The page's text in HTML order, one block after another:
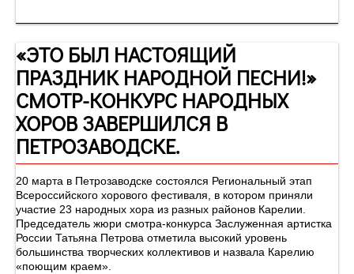
«ЭТО БЫЛ НАСТОЯЩИЙ
ПРАЗДНИК НАРОДНОЙ ПЕСНИ!»
СМОТР-КОНКУРС НАРОДНЫХ
ХОРОВ ЗАВЕРШИЛСЯ В
ПЕТРОЗАВОДСКЕ.
20 марта в Петрозаводске состоялся Региональный этап
Всероссийского хорового фестиваля, в котором приняли
участие 23 народных хора из разных районов Карелии.
Председатель жюри смотра-конкурса Заслуженная артистка
России Татьяна Петрова отметила высокий уровень
большинства творческих коллективов и назвала Карелию
«поющим краем».